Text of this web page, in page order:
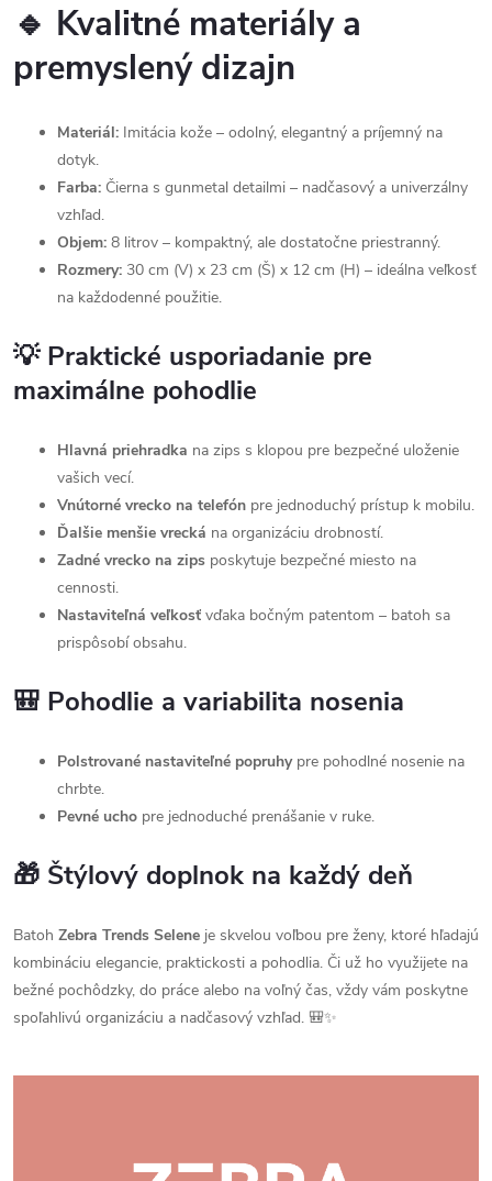
🔹 Kvalitné materiály a
premyslený dizajn
Materiál: Imitácia kože – odolný, elegantný a príjemný na
dotyk.
Farba: Čierna s gunmetal detailmi – nadčasový a univerzálny
vzhľad.
Objem: 8 litrov – kompaktný, ale dostatočne priestranný.
Rozmery: 30 cm (V) x 23 cm (Š) x 12 cm (H) – ideálna veľkosť
na každodenné použitie.
💡 Praktické usporiadanie pre
maximálne pohodlie
Hlavná priehradka na zips s klopou pre bezpečné uloženie
vašich vecí.
Vnútorné vrecko na telefón pre jednoduchý prístup k mobilu.
Ďalšie menšie vrecká na organizáciu drobností.
Zadné vrecko na zips poskytuje bezpečné miesto na
cennosti.
Nastaviteľná veľkosť vďaka bočným patentom – batoh sa
prispôsobí obsahu.
🎒 Pohodlie a variabilita nosenia
Polstrované nastaviteľné popruhypre pohodlné nosenie na
chrbte.
Pevné ucho pre jednoduché prenášanie v ruke.
🎁 Štýlový doplnok na každý deň
Batoh Zebra Trends Selene je skvelou voľbou pre ženy, ktoré hľadajú
kombináciu elegancie, praktickosti a pohodlia. Či už ho využijete na
bežné pochôdzky, do práce alebo na voľný čas, vždy vám poskytne
spoľahlivú organizáciu a nadčasový vzhľad. 🎒✨